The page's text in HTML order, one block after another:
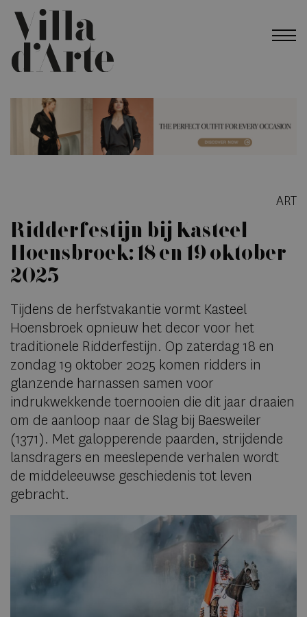
ART
Ridderfestijn bij Kasteel
Hoensbroek: 18 en 19 oktober
2025
Tijdens de herfstvakantie vormt Kasteel
Hoensbroek opnieuw het decor voor het
traditionele Ridderfestijn. Op zaterdag 18 en
zondag 19 oktober 2025 komen ridders in
glanzende harnassen samen voor
indrukwekkende toernooien die dit jaar draaien
om de aanloop naar de Slag bij Baesweiler
(1371). Met galopperende paarden, strijdende
lansdragers en meeslepende verhalen wordt
de middeleeuwse geschiedenis tot leven
gebracht.